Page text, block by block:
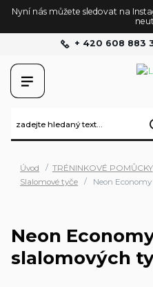
Nyní nás můžete sledovat na
+ 420 608 883
Úvod TRÉNINKOVÉ POMŮCKY
Slalomové tyče
Neon
Neon
slalomových